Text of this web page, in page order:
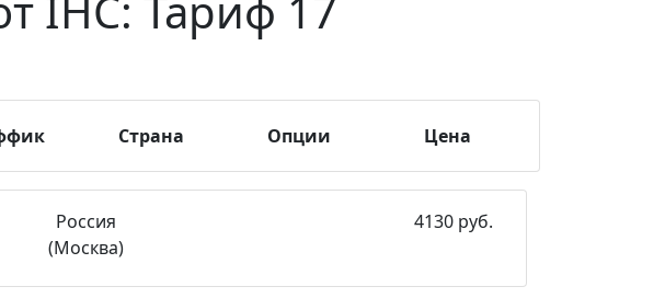
Страна Опции Цена
Россия
(Москва)
4130 руб.